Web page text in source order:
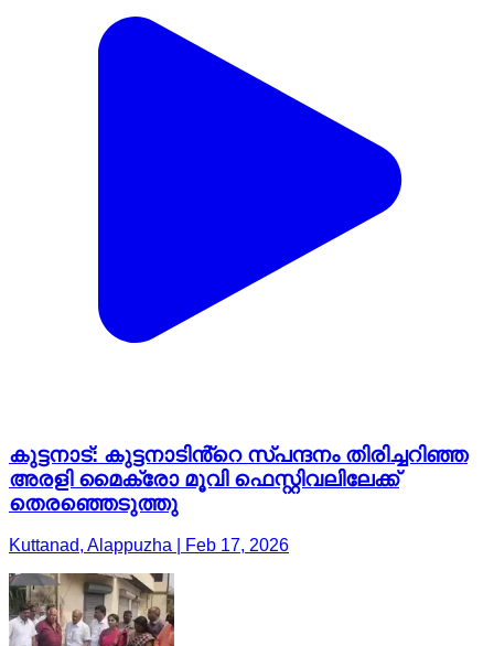
കുട്ടനാട്: കുട്ടനാടിൻ്റെ സ്പന്ദനം തിരിച്ചറിഞ്ഞ
അരളി മൈക്രോ മൂവി ഫെസ്റ്റിവലിലേക്ക്
തെരഞ്ഞെടുത്തു
Kuttanad, Alappuzha | Feb 17, 2026